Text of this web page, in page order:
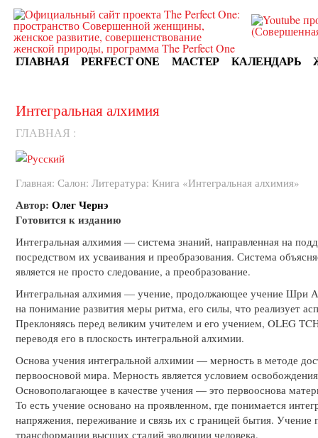
ГЛАВНАЯ PERFECT ONE МАСТЕР КАЛЕНДАРЬ
Интегральная алхимия
ГЛАВНАЯ :
Главная: Салон: Литература: Книга «Интегральная алхимия»
Автор: Олег Чернэ
Готовится к изданию
Интегральная алхимия — система знаний, направленная на
посредством их усваивания и преобразования. Система
является не просто следование, а преобразование.
Интегральная алхимия — учение, продолжающее учение Шри
на понимание развития меры ритма, его силы, что реализует
Преклоняясь перед великим учителем и его учением, OLEG
переводя его в плоскость интегральной алхимии.
Основа учения интегральной алхимии — мерность в методе
первоосновой мира. Мерность является условием
Основополагающее в качестве учения — это первооснова
То есть учение основано на проявленном, где понимается
напряжения, переживание и связь их с границей бытия. Учение
трансформации высших стадий эволюции человека.